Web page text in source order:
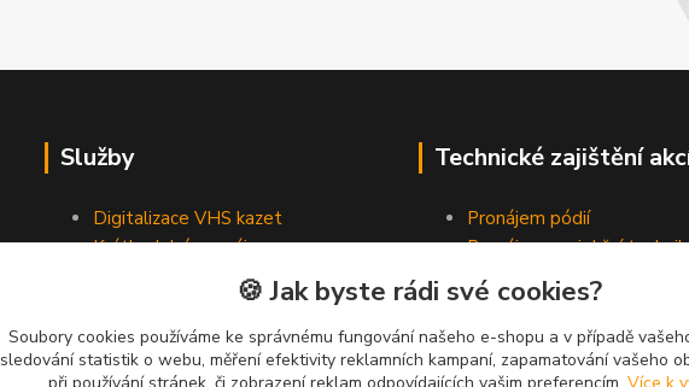
Služby
Digitalizace VHS kazet
Krátkodobé pronájmy
Technické zajištění
Pronájem pódií
Pronájem projekční
Pronájem osvětlovací
Pronájem ozvučovací
🍪 Jak byste rádi své cookies?
Soubory cookies používáme ke správnému fungování našeho e-shopu a v případě
sledování statistik o webu, měření efektivity reklamních kampaní, zapamatování vašeho